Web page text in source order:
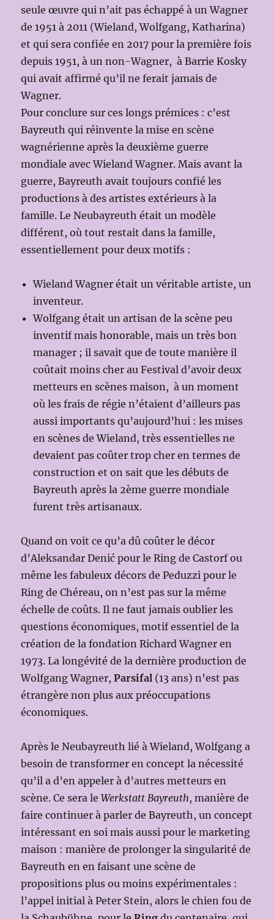
seule œuvre qui n’ait pas échappé à un Wagner
de 1951 à 2011 (Wieland, Wolfgang, Katharina)
et qui sera confiée en 2017 pour la première fois
depuis 1951, à un non-Wagner, à Barrie Kosky
qui avait affirmé qu’il ne ferait jamais de
Wagner.
Pour conclure sur ces longs prémices : c’est
Bayreuth qui réinvente la mise en scène
wagnérienne après la deuxième guerre
mondiale avec Wieland Wagner. Mais avant la
guerre, Bayreuth avait toujours confié les
productions à des artistes extérieurs à la
famille. Le Neubayreuth était un modèle
différent, où tout restait dans la famille,
essentiellement pour deux motifs :
Wieland Wagner était un véritable artiste, un
inventeur.
Wolfgang était un artisan de la scène peu
inventif mais honorable, mais un très bon
manager ; il savait que de toute manière il
coûtait moins cher au Festival d’avoir deux
metteurs en scènes maison, à un moment
où les frais de régie n’étaient d’ailleurs pas
aussi importants qu’aujourd’hui : les mises
en scènes de Wieland, très essentielles ne
devaient pas coûter trop cher en termes de
construction et on sait que les débuts de
Bayreuth après la 2ème guerre mondiale
furent très artisanaux.
Quand on voit ce qu’a dû coûter le décor
d’Aleksandar Denić pour le Ring de Castorf ou
même les fabuleux décors de Peduzzi pour le
Ring de Chéreau, on n’est pas sur la même
échelle de coûts. Il ne faut jamais oublier les
questions économiques, motif essentiel de la
création de la fondation Richard Wagner en
1973. La longévité de la dernière production de
Wolfgang Wagner,Parsifal (13 ans) n’est pas
étrangère non plus aux préoccupations
économiques.
Après le Neubayreuth lié à Wieland, Wolfgang a
besoin de transformer en concept la nécessité
qu’il a d’en appeler à d’autres metteurs en
scène. Ce sera leWerkstatt Bayreuth, manière de
faire continuer à parler de Bayreuth, un concept
intéressant en soi mais aussi pour le marketing
maison : manière de prolonger la singularité de
Bayreuth en en faisant une scène de
propositions plus ou moins expérimentales :
l’appel initial à Peter Stein, alors le chien fou de